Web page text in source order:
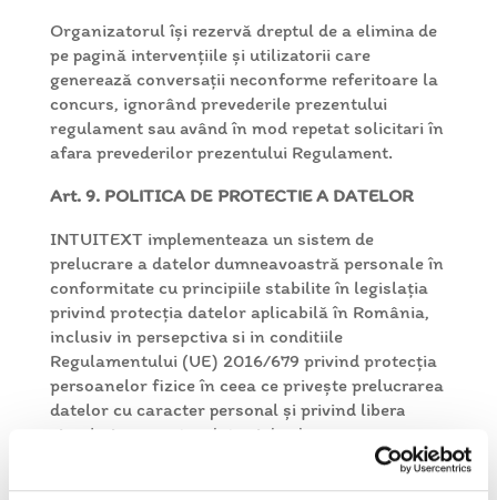
Organizatorul își rezervă dreptul de a elimina de
pe pagină intervențiile și utilizatorii care
generează conversații neconforme referitoare la
concurs, ignorând prevederile prezentului
regulament sau având în mod repetat solicitari în
afara prevederilor prezentului Regulament.
Art. 9. POLITICA DE PROTECTIE A DATELOR
INTUITEXT implementeaza un sistem de
prelucrare a datelor dumneavoastră personale în
conformitate cu principiile stabilite în legislația
privind protecția datelor aplicabilă în România,
inclusiv in persepctiva si in conditiile
Regulamentului (UE) 2016/679 privind protecția
persoanelor fizice în ceea ce privește prelucrarea
datelor cu caracter personal și privind libera
circulație a acestor date și de abrogare a